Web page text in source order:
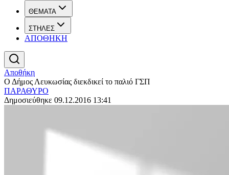
ΘΕΜΑΤΑ
ΣΤΗΛΕΣ
ΑΠΟΘΗΚΗ
Αποθήκη
Ο Δήμος Λευκωσίας διεκδικεί το παλιό ΓΣΠ
ΠΑΡΑΘΥΡΟ
Δημοσιεύθηκε 09.12.2016 13:41